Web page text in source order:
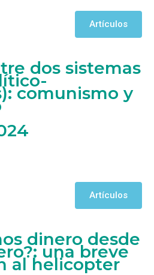
Artículos
dos sistemas
comunismo y
Artículos
dinero desde
una breve
al helicopter